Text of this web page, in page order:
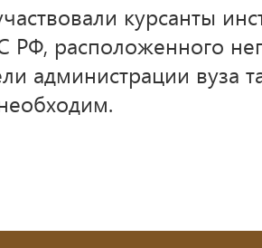
курсанты
расположенного
администрации вуза